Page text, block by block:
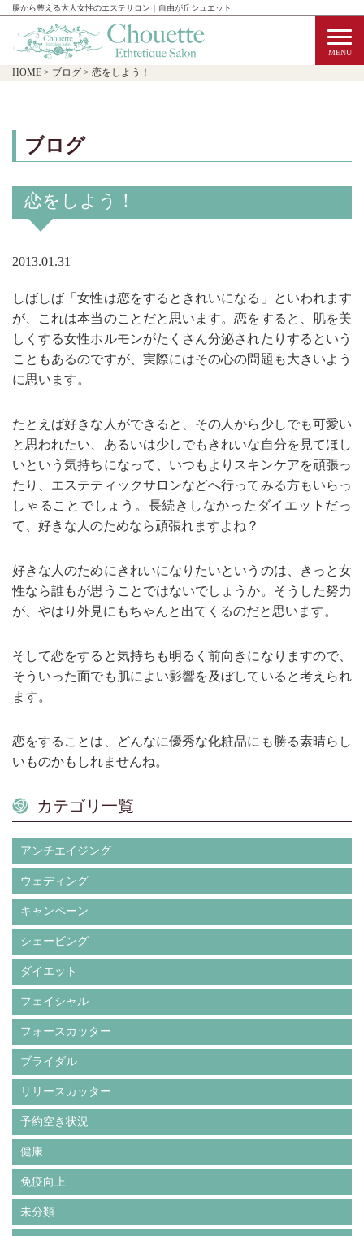
腸から整える大人女性のエステサロン｜自由が丘シュエット
HOME > ブログ > 恋をしよう！
ブログ
恋をしよう！
2013.01.31
しばしば「女性は恋をするときれいになる」といわれます
が、これは本当のことだと思います。恋をすると、肌を美
しくする女性ホルモンがたくさん分泌されたりするという
こともあるのですが、実際にはその心の問題も大きいよう
に思います。
たとえば好きな人ができると、その人から少しでも可愛い
と思われたい、あるいは少しでもきれいな自分を見てほし
いという気持ちになって、いつもよりスキンケアを頑張っ
たり、エステティックサロンなどへ行ってみる方もいらっ
しゃることでしょう。長続きしなかったダイエットだっ
て、好きな人のためなら頑張れますよね？
好きな人のためにきれいになりたいというのは、きっと女
性なら誰もが思うことではないでしょうか。そうした努力
が、やはり外見にもちゃんと出てくるのだと思います。
そして恋をすると気持ちも明るく前向きになりますので、
そういった面でも肌によい影響を及ぼしていると考えられ
ます。
恋をすることは、どんなに優秀な化粧品にも勝る素晴らし
いものかもしれませんね。
カテゴリ一覧
アンチエイジング
ウェディング
キャンペーン
シェービング
ダイエット
フェイシャル
フォースカッター
ブライダル
リリースカッター
予約空き状況
健康
免疫向上
未分類